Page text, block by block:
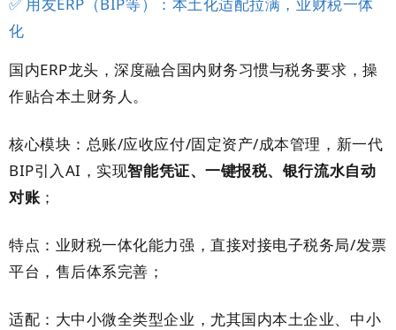
化
国内ERP龙头，深度融合国内财务习惯与税务要求，操
作贴合本土财务人。
核心模块：总账/应收应付/固定资产/成本管理，新一代
BIP引入AI，实现智能凭证、一键报税、银行流水自动
对账 ；
特点：业财税一体化能力强，直接对接电子税务局/发票
平台，售后体系完善；
适配：大中小微全类型企业，尤其国内本土企业、中小